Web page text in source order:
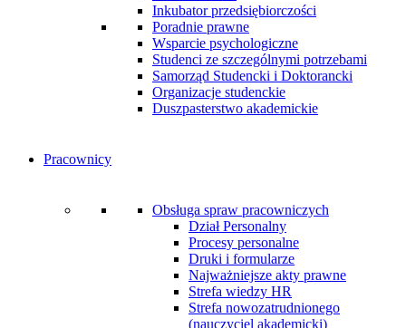
Inkubator przedsiębiorczości
Poradnie prawne
Wsparcie psychologiczne
Studenci ze szczególnymi potrzebami
Samorząd Studencki i Doktorancki
Organizacje studenckie
Duszpasterstwo akademickie
Pracownicy
Obsługa spraw pracowniczych
Dział Personalny
Procesy personalne
Druki i formularze
Najważniejsze akty prawne
Strefa wiedzy HR
Strefa nowozatrudnionego
(nauczyciel akademicki)